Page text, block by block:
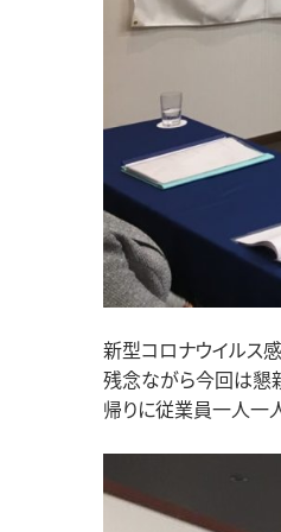
新型コロナウイルス
残念ながら今回は懇
帰りに従業員一人一